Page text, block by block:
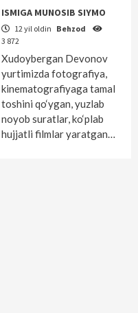
ISMIGA MUNOSIB SIYMO
12 yil oldin Behzod
3 872
Xudoybergan Devonov
yurtimizda fotografiya,
kinematografiyaga tamal
toshini qo‘ygan, yuzlab
noyob suratlar, ko‘plab
hujjatli filmlar yaratgan…